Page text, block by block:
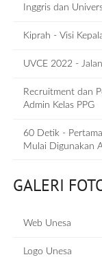
Inggris dan
Kiprah - Visi
UVCE 2022 -
Recruitment dan
Admin Kelas PPG
60 Detik -
Mulai Digunakan
GALERI
Web Unesa
Logo Unesa